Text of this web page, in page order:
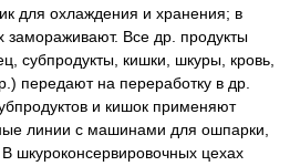
для охлаждения и хранения; в
замораживают. Все др. продукты
субпродукты, кишки, шкуры, кровь,
передают на переработку в др.
и кишок применяют
линии с машинами для ошпарки,
шкуроконсервировочных цехах